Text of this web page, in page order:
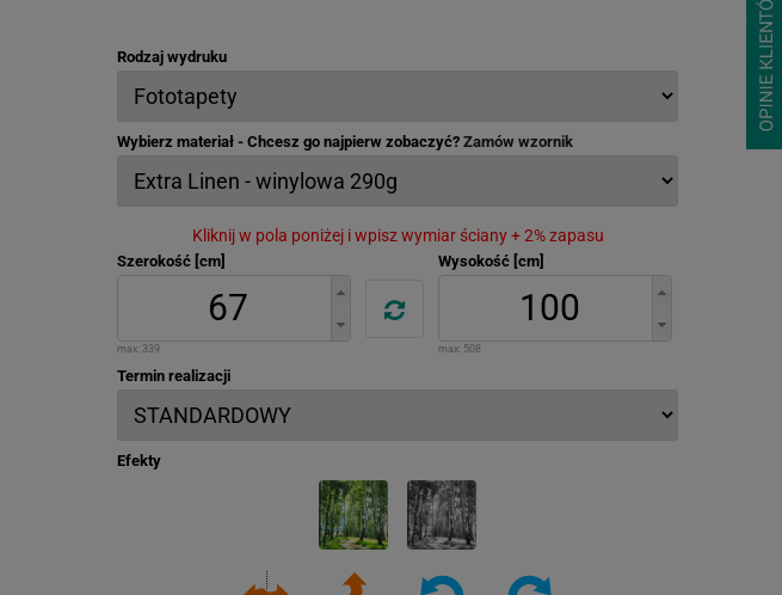
Rodzaj wydruku
Wybierz materiał - Chcesz go najpierw zobaczyć? Zamów wzornik
Kliknij w pola poniżej i wpisz wymiar ściany + 2% zapasu
Szerokość [cm]
max: 339
Wysokość [cm]
max: 508
Termin realizacji
Efekty